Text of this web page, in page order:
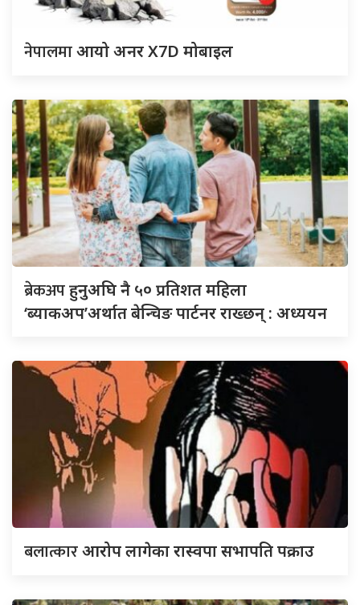
नेपालमाआयो अनर X7D मोबाइल
ब्रेकअपहुनुअघि नै ५० प्रतिशत महिला
‘ब्याकअप’अर्थात बेन्चिङ पार्टनर राख्छन् : अध्ययन
बलात्कारआरोप लागेका रास्वपा सभापति पक्राउ